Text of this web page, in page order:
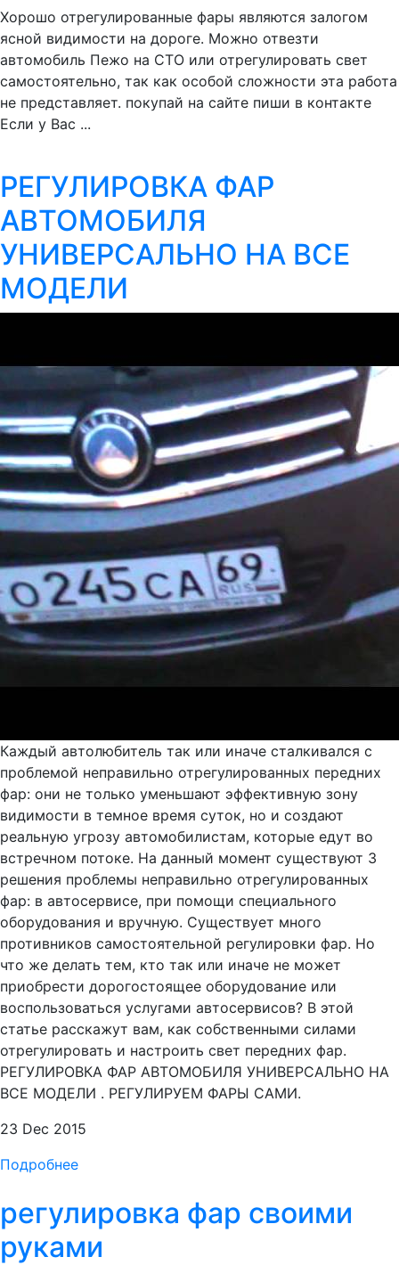
Хорошо отрегулированные фары являются залогом
ясной видимости на дороге. Можно отвезти
автомобиль Пежо на СТО или отрегулировать свет
самостоятельно, так как особой сложности эта работа
не представляет. покупай на сайте пиши в контакте
Если у Вас ...
РЕГУЛИРОВКА ФАР
АВТОМОБИЛЯ
УНИВЕРСАЛЬНО НА ВСЕ
МОДЕЛИ
Каждый автолюбитель так или иначе сталкивался с
проблемой неправильно отрегулированных передних
фар: они не только уменьшают эффективную зону
видимости в темное время суток, но и создают
реальную угрозу автомобилистам, которые едут во
встречном потоке. На данный момент существуют 3
решения проблемы неправильно отрегулированных
фар: в автосервисе, при помощи специального
оборудования и вручную. Существует много
противников самостоятельной регулировки фар. Но
что же делать тем, кто так или иначе не может
приобрести дорогостоящее оборудование или
воспользоваться услугами автосервисов? В этой
статье расскажут вам, как собственными силами
отрегулировать и настроить свет передних фар.
РЕГУЛИРОВКА ФАР АВТОМОБИЛЯ УНИВЕРСАЛЬНО НА
ВСЕ МОДЕЛИ . РЕГУЛИРУЕМ ФАРЫ САМИ.
23 Dec 2015
Подробнее
регулировка фар своими
руками